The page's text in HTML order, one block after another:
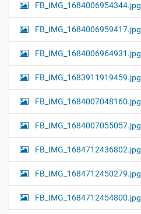
FB_IMG_1684006954344.jpg
FB_IMG_1684006959417.jpg
FB_IMG_1684006964931.jpg
FB_IMG_1683911919459.jpg
FB_IMG_1684007048160.jpg
FB_IMG_1684007055057.jpg
FB_IMG_1684712436802.jpg
FB_IMG_1684712450279.jpg
FB_IMG_1684712454800.jpg